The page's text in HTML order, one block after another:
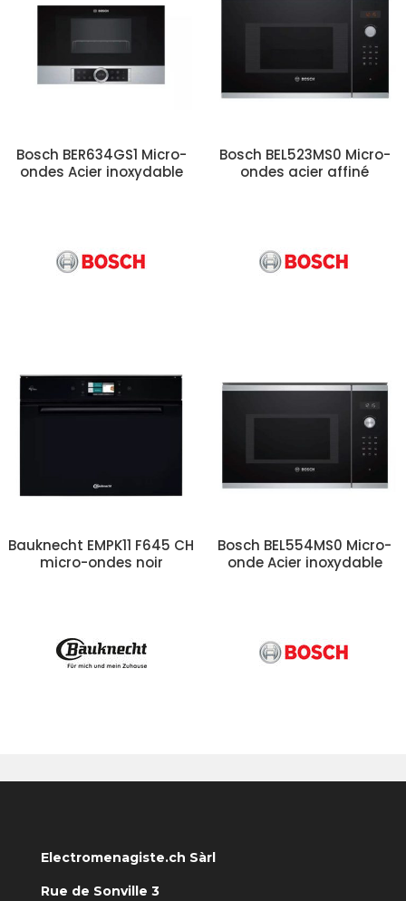
Bosch BER634GS1 Micro-
ondes Acier inoxydable
Bosch BEL523MS0 Micro-
ondes acier affiné
Bauknecht EMPK11 F645 CH
micro-ondes noir
Bosch BEL554MS0 Micro-
onde Acier inoxydable
Electromenagiste.ch Sàrl
Rue de Sonville 3